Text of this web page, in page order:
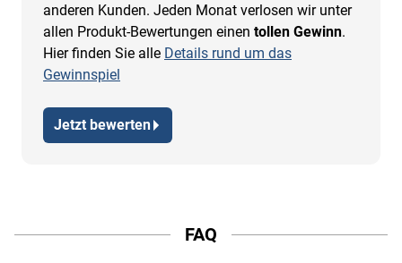
anderen Kunden. Jeden Monat verlosen wir unter
allen Produkt-Bewertungen einen tollen Gewinn.
Hier finden Sie alle Details rund um das
Gewinnspiel
Jetzt bewerten
FAQ